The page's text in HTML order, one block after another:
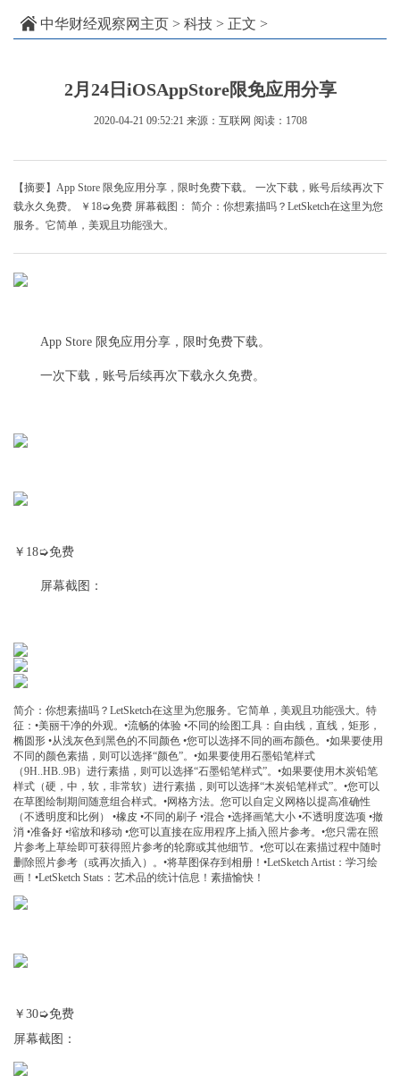
中华财经观察网主页 > 科技 > 正文 >
2月24日iOSAppStore限免应用分享
2020-04-21 09:52:21 来源：互联网 阅读：1708
【摘要】App Store 限免应用分享，限时免费下载。 一次下载，账号后续再次下
载永久免费。 ￥18➭免费 屏幕截图： 简介：你想素描吗？LetSketch在这里为您
服务。它简单，美观且功能强大。
App Store 限免应用分享，限时免费下载。
一次下载，账号后续再次下载永久免费。
￥18➭免费
屏幕截图：
简介：你想素描吗？LetSketch在这里为您服务。它简单，美观且功能强大。特
征：•美丽干净的外观。•流畅的体验 •不同的绘图工具：自由线，直线，矩形，
椭圆形 •从浅灰色到黑色的不同颜色 •您可以选择不同的画布颜色。•如果要使用
不同的颜色素描，则可以选择“颜色”。•如果要使用石墨铅笔样式
（9H..HB..9B）进行素描，则可以选择“石墨铅笔样式”。•如果要使用木炭铅笔
样式（硬，中，软，非常软）进行素描，则可以选择“木炭铅笔样式”。•您可以
在草图绘制期间随意组合样式。•网格方法。您可以自定义网格以提高准确性
（不透明度和比例） •橡皮 •不同的刷子 •混合 •选择画笔大小 •不透明度选项 •撤
消 •准备好 •缩放和移动 •您可以直接在应用程序上插入照片参考。•您只需在照
片参考上草绘即可获得照片参考的轮廓或其他细节。•您可以在素描过程中随时
删除照片参考（或再次插入）。•将草图保存到相册！•LetSketch Artist：学习绘
画！•LetSketch Stats：艺术品的统计信息！素描愉快！
￥30➭免费
屏幕截图：